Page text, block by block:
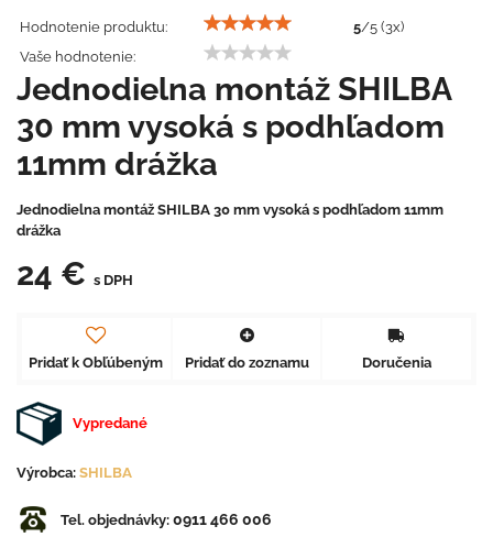
Hodnotenie produktu: 5/5 (3x)
Vaše hodnotenie:
Jednodielna montáž SHILBA
30 mm vysoká s podhľadom
11mm drážka
Jednodielna montáž SHILBA 30 mm vysoká s podhľadom 11mm
drážka
24 € s DPH
Pridať k Obľúbeným Pridať do zoznamu Doručenia
Vypredané
Výrobca: SHILBA
Tel. objednávky: 0911 466 006